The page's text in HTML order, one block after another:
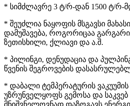
* სიმძლავრე 3 ტ/რ-დან 1500 ტ/რ-
* შეუძლია ნაყოფის მსგავსი
დამუშავება, როგორიცაა
ზეთისხილი, ქლიავი და ა.შ.
* პილინგი, დენუდაცია და
წვენის შეგროვების
* დაბალი ტემპერატურის
უზრუნველყოფს გემოსა და საკვებ